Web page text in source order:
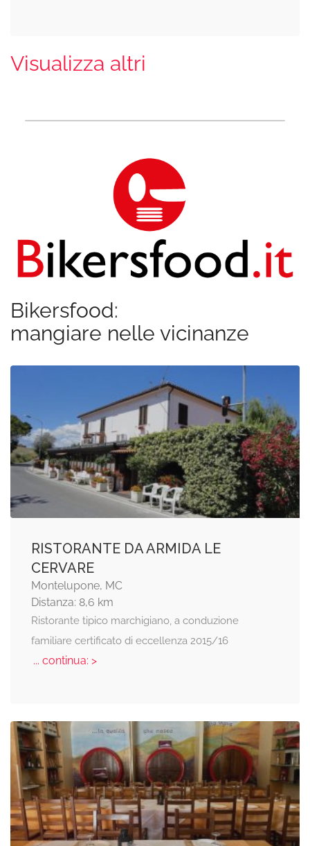
Visualizza altri
Bikersfood:
mangiare nelle vicinanze
RISTORANTE DA ARMIDA LE
CERVARE
Montelupone, MC
Distanza: 8,6 km
Ristorante tipico marchigiano, a conduzione
familiare certificato di eccellenza 2015/16
... continua: >